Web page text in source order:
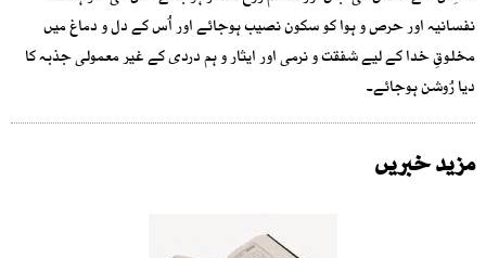
نفسانیہ اور حرص و ہوا کو سکون نصیب ہوجائے اور اُس کے دل و دماغ میں
مخلوقِ خدا کے لیے شفقت و نرمی اور ایثار و ہم دردی کے غیر معمولی جذبہ کا
دیا رُوشن ہوجائے۔
مزید خبریں